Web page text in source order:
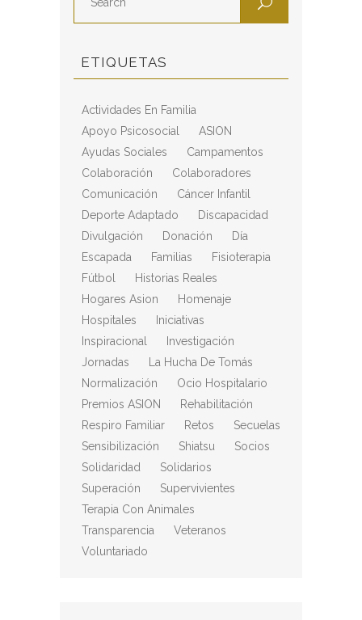
ETIQUETAS
Actividades En Familia
Apoyo Psicosocial
ASION
Ayudas Sociales
Campamentos
Colaboración
Colaboradores
Comunicación
Cáncer Infantil
Deporte Adaptado
Discapacidad
Divulgación
Donación
Día
Escapada
Familias
Fisioterapia
Fútbol
Historias Reales
Hogares Asion
Homenaje
Hospitales
Iniciativas
Inspiracional
Investigación
Jornadas
La Hucha De Tomás
Normalización
Ocio Hospitalario
Premios ASION
Rehabilitación
Respiro Familiar
Retos
Secuelas
Sensibilización
Shiatsu
Socios
Solidaridad
Solidarios
Superación
Supervivientes
Terapia Con Animales
Transparencia
Veteranos
Voluntariado